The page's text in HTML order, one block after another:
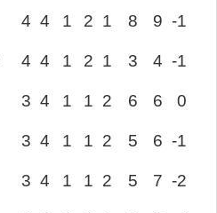
4 4 1 2 1 8 9 -1
4 4 1 2 1 3 4 -1
3 4 1 1 2 6 6 0
3 4 1 1 2 5 6 -1
3 4 1 1 2 5 7 -2